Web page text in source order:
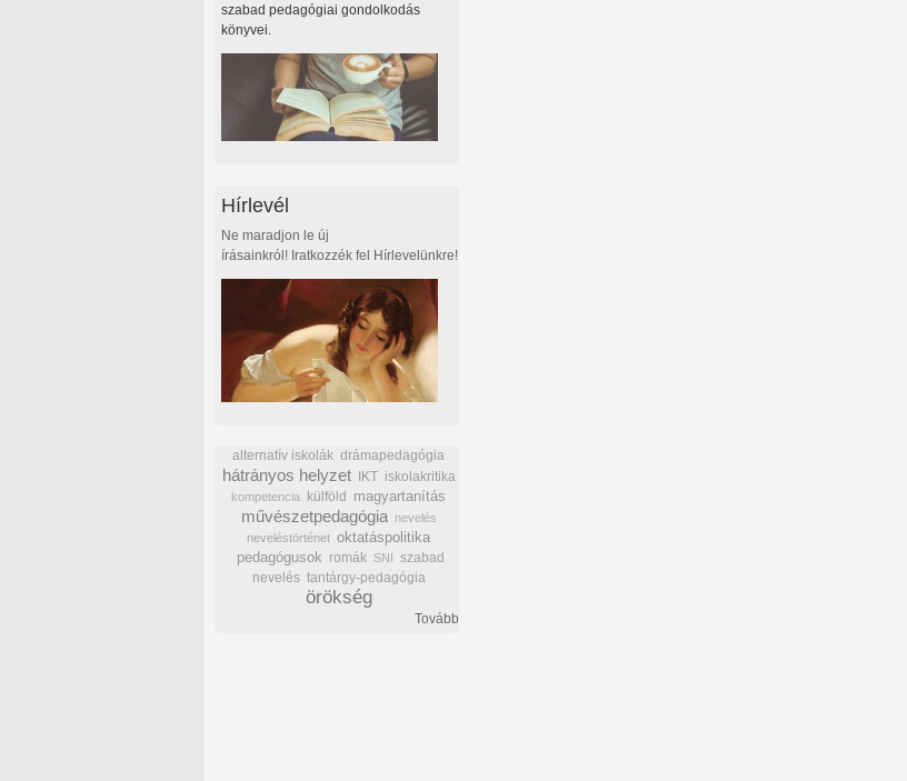
szabad pedagógiai gondolkodás
könyvei.
Hírlevél
Ne maradjon le új
írásainkról! Iratkozzék fel Hírlevelünkre!
alternatív iskolák drámapedagógia
hátrányos helyzet IKT iskolakritika
kompetencia külföld magyartanítás
művészetpedagógia
nevelés
neveléstörténet oktatáspolitika
pedagógusok romák SNI szabad
nevelés tantárgy-pedagógia
örökség
Tovább